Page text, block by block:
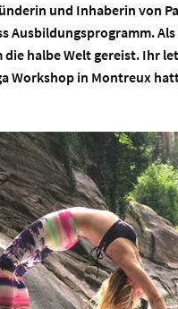
und Inhaberin von
Ausbildungsprogramm.
halbe Welt gereist. Ihr
Workshop in Montreux